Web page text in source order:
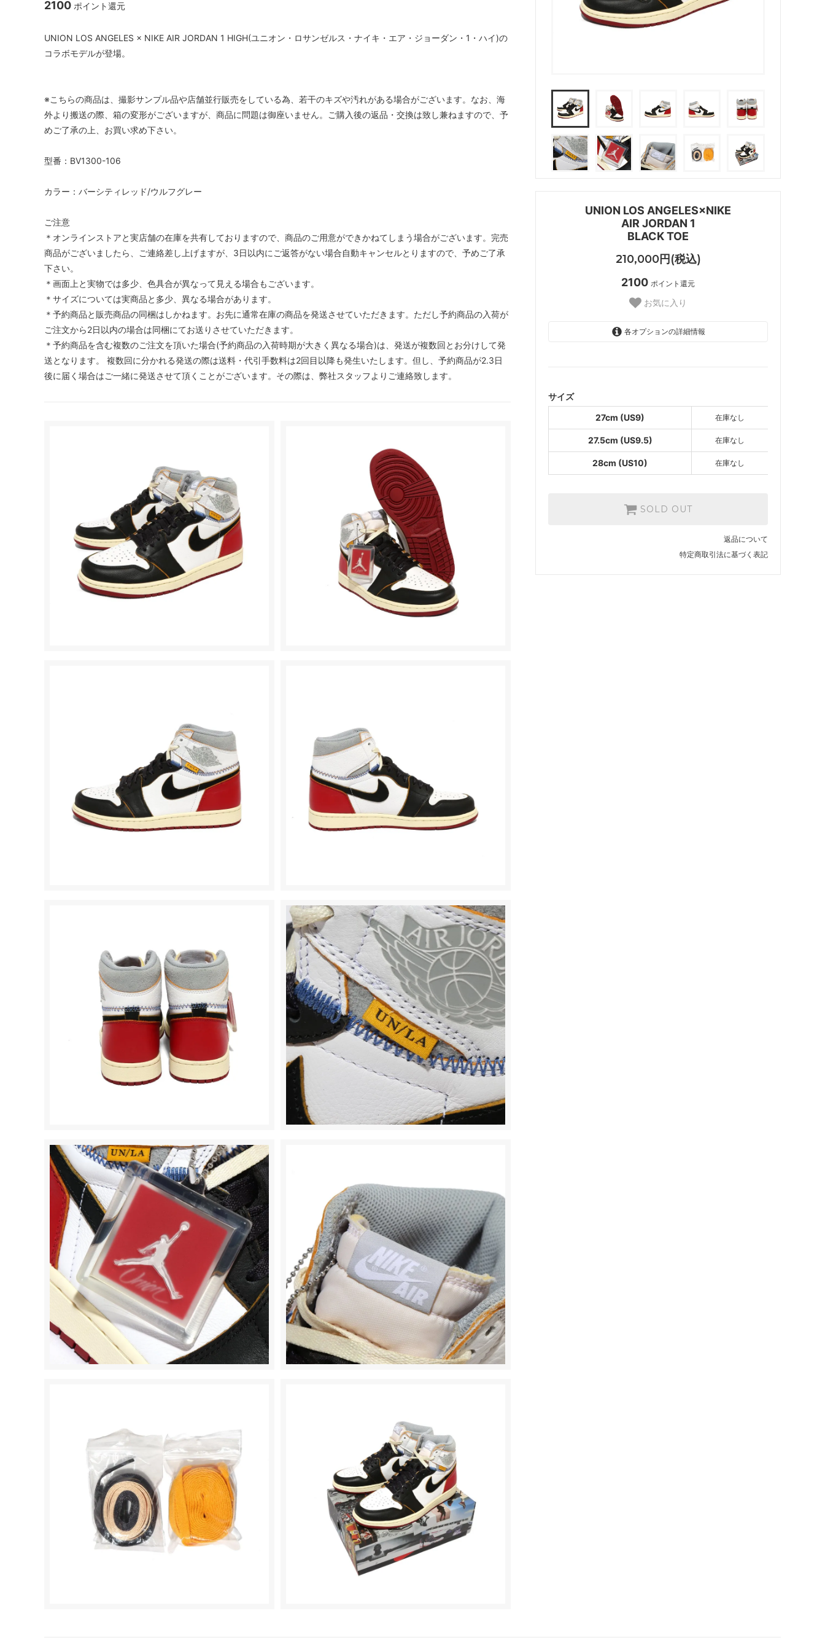
UNION LOS ANGELES×NIKE
AIR JORDAN 1
BLACK TOE
210,000円(税込)
2100 ポイント還元
お気に入り
各オプションの詳細情報
サイズ
27cm (US9)
在庫なし
27.5cm (US9.5) 在庫なし
28cm (US10) 在庫なし
SOLD OUT
返品について
特定商取引法に基づく表記
2100 ポイント還元
UNION LOS ANGELES × NIKE AIR JORDAN 1 HIGH(ユニオン・ロサンゼルス・ナイキ・エア・ジョーダン・1・ハイ)の
コラボモデルが登場。
※こちらの商品は、撮影サンプル品や店舗並行販売をしている為、若干のキズや汚れがある場合がございます。なお、海
外より搬送の際、箱の変形がございますが、商品に問題は御座いません。ご購入後の返品・交換は致し兼ねますので、予
めご了承の上、お買い求め下さい。
型番：BV1300-106
カラー：バーシティレッド/ウルフグレー
ご注意
＊オンラインストアと実店舗の在庫を共有しておりますので、商品のご用意ができかねてしまう場合がございます。完売
商品がございましたら、ご連絡差し上げますが、3日以内にご返答がない場合自動キャンセルとりますので、予めご了承
下さい。
＊画面上と実物では多少、色具合が異なって見える場合もございます。
＊サイズについては実商品と多少、異なる場合があります。
＊予約商品と販売商品の同梱はしかねます。お先に通常在庫の商品を発送させていただきます。ただし予約商品の入荷が
ご注文から2日以内の場合は同梱にてお送りさせていただきます。
＊予約商品を含む複数のご注文を頂いた場合(予約商品の入荷時期が大きく異なる場合)は、発送が複数回とお分けして発
送となります。 複数回に分かれる発送の際は送料・代引手数料は2回目以降も発生いたします。但し、予約商品が2.3日
後に届く場合はご一緒に発送させて頂くことがございます。その際は、弊社スタッフよりご連絡致します。